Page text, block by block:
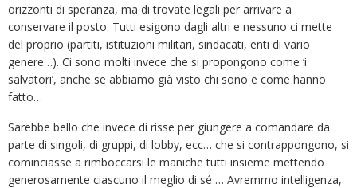
orizzonti di speranza, ma di trovate legali per arrivare a
conservare il posto. Tutti esigono dagli altri e nessuno ci mette
del proprio (partiti, istituzioni militari, sindacati, enti di vario
genere…). Ci sono molti invece che si propongono come ‘i
salvatori’, anche se abbiamo già visto chi sono e come hanno
fatto…
Sarebbe bello che invece di risse per giungere a comandare da
parte di singoli, di gruppi, di lobby, ecc… che si contrappongono, si
cominciasse a rimboccarsi le maniche tutti insieme mettendo
generosamente ciascuno il meglio di sé … Avremmo intelligenza,